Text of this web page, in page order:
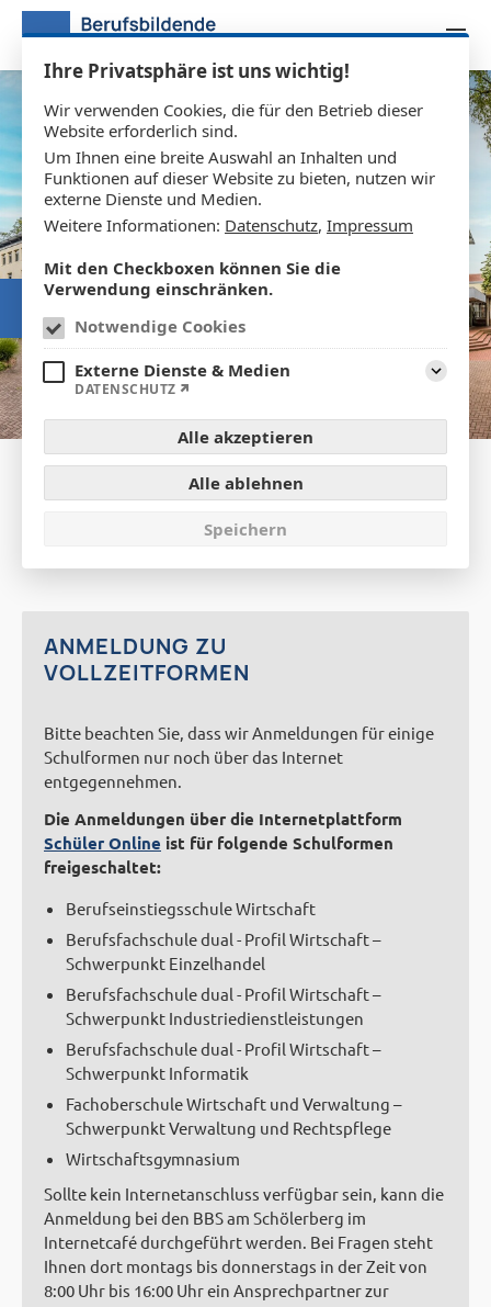
ANMELDUNG
Anmeldung
ANMELDUNG ZU
VOLLZEITFORMEN
Bitte beachten Sie, dass wir Anmeldungen für einige
Schulformen nur noch über das Internet
entgegennehmen.
Die Anmeldungen über die Internetplattform
Schüler Online ist für folgende Schulformen
freigeschaltet:
Berufseinstiegsschule Wirtschaft
Berufsfachschule dual - Profil Wirtschaft –
Schwerpunkt Einzelhandel
Berufsfachschule dual - Profil Wirtschaft –
Schwerpunkt Industriedienstleistungen
Berufsfachschule dual - Profil Wirtschaft –
Schwerpunkt Informatik
Fachoberschule Wirtschaft und Verwaltung –
Schwerpunkt Verwaltung und Rechtspflege
Wirtschaftsgymnasium
Sollte kein Internetanschluss verfügbar sein, kann die
Anmeldung bei den BBS am Schölerberg im
Internetcafé durchgeführt werden. Bei Fragen steht
Ihnen dort montags bis donnerstags in der Zeit von
8:00 Uhr bis 16:00 Uhr ein Ansprechpartner zur
Ihre Privatsphäre ist uns wichtig!
Wir verwenden Cookies, die für den Betrieb dieser
Website erforderlich sind.
Um Ihnen eine breite Auswahl an Inhalten und
Funktionen auf dieser Website zu bieten, nutzen wir
externe Dienste und Medien.
Weitere Informationen: Datenschutz, Impressum
Mit den Checkboxen können Sie die
Verwendung einschränken.
Notwendige Cookies
Externe Dienste & Medien
DATENSCHUTZ
Alle akzeptieren
Alle ablehnen
Speichern